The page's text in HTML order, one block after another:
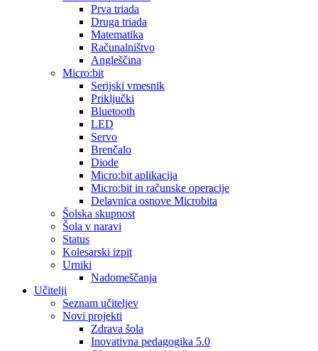
Prva triada
Druga triada
Matematika
Računalništvo
Angleščina
Micro:bit
Serijski vmesnik
Priključki
Bluetooth
LED
Servo
Brenčalo
Diode
Micro:bit aplikacija
Micro:bit in računske operacije
Delavnica osnove Microbita
Šolska skupnost
Šola v naravi
Status
Kolesarski izpit
Urniki
Nadomeščanja
Učitelji
Seznam učiteljev
Novi projekti
Zdrava šola
Inovativna pedagogika 5.0